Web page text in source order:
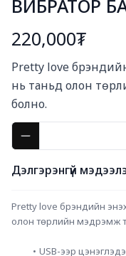
ВИБРАТОР
220,000₮
Pretty love
нь таньд олон
болно.
Дэлгэрэнгүй
Pretty love брэндийн
олон төрлийн мэдрэмж
USB-ээр